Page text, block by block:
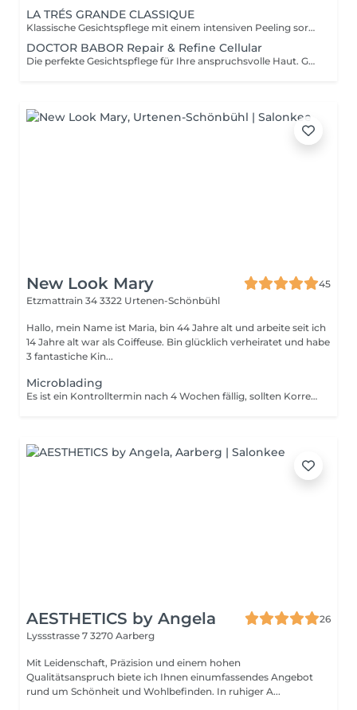
LA TRÉS GRANDE CLASSIQUE
Klassische Gesichtspflege mit einem intensiven Peeling sorgt für eine Verfeinerung Ihres Haubildes. Geniessen Sie eine wohltuende Gesichtsmassage und erleben Sie einen frischen, strahlenden Teint!
DOCTOR BABOR Repair & Refine Cellular
Die perfekte Gesichtspflege für Ihre anspruchsvolle Haut. Geniessen Sie ein wundervolles Hautgefühl mit Retinol oder biogenem Pflanzenextrakt. Lassen Sie sich mit einer wohltuenden Gesichtsmassage verwöhnen und erleben Sie ein schönes, verfeinertes Hautbild mit den hochwertigen Dr. Babor Produkten.
New Look Mary
45
Etzmattrain 34 3322 Urtenen-Schönbühl
Hallo, mein Name ist Maria, bin 44 Jahre alt und arbeite seit ich
14 Jahre alt war als Coiffeuse. Bin glücklich verheiratet und habe
3 fantastiche Kin...
Microblading
Es ist ein Kontrolltermin nach 4 Wochen fällig, sollten Korrekturen nötig sein, werden Ihnen 80 CHF verrechnet!
AESTHETICS by Angela
26
Lyssstrasse 7 3270 Aarberg
Mit Leidenschaft, Präzision und einem hohen
Qualitätsanspruch biete ich Ihnen einumfassendes Angebot
rund um Schönheit und Wohlbefinden. In ruhiger A...